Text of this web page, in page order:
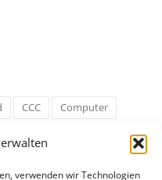
verwenden wir Technologien
CCC
Computer
Erwerbsregeln